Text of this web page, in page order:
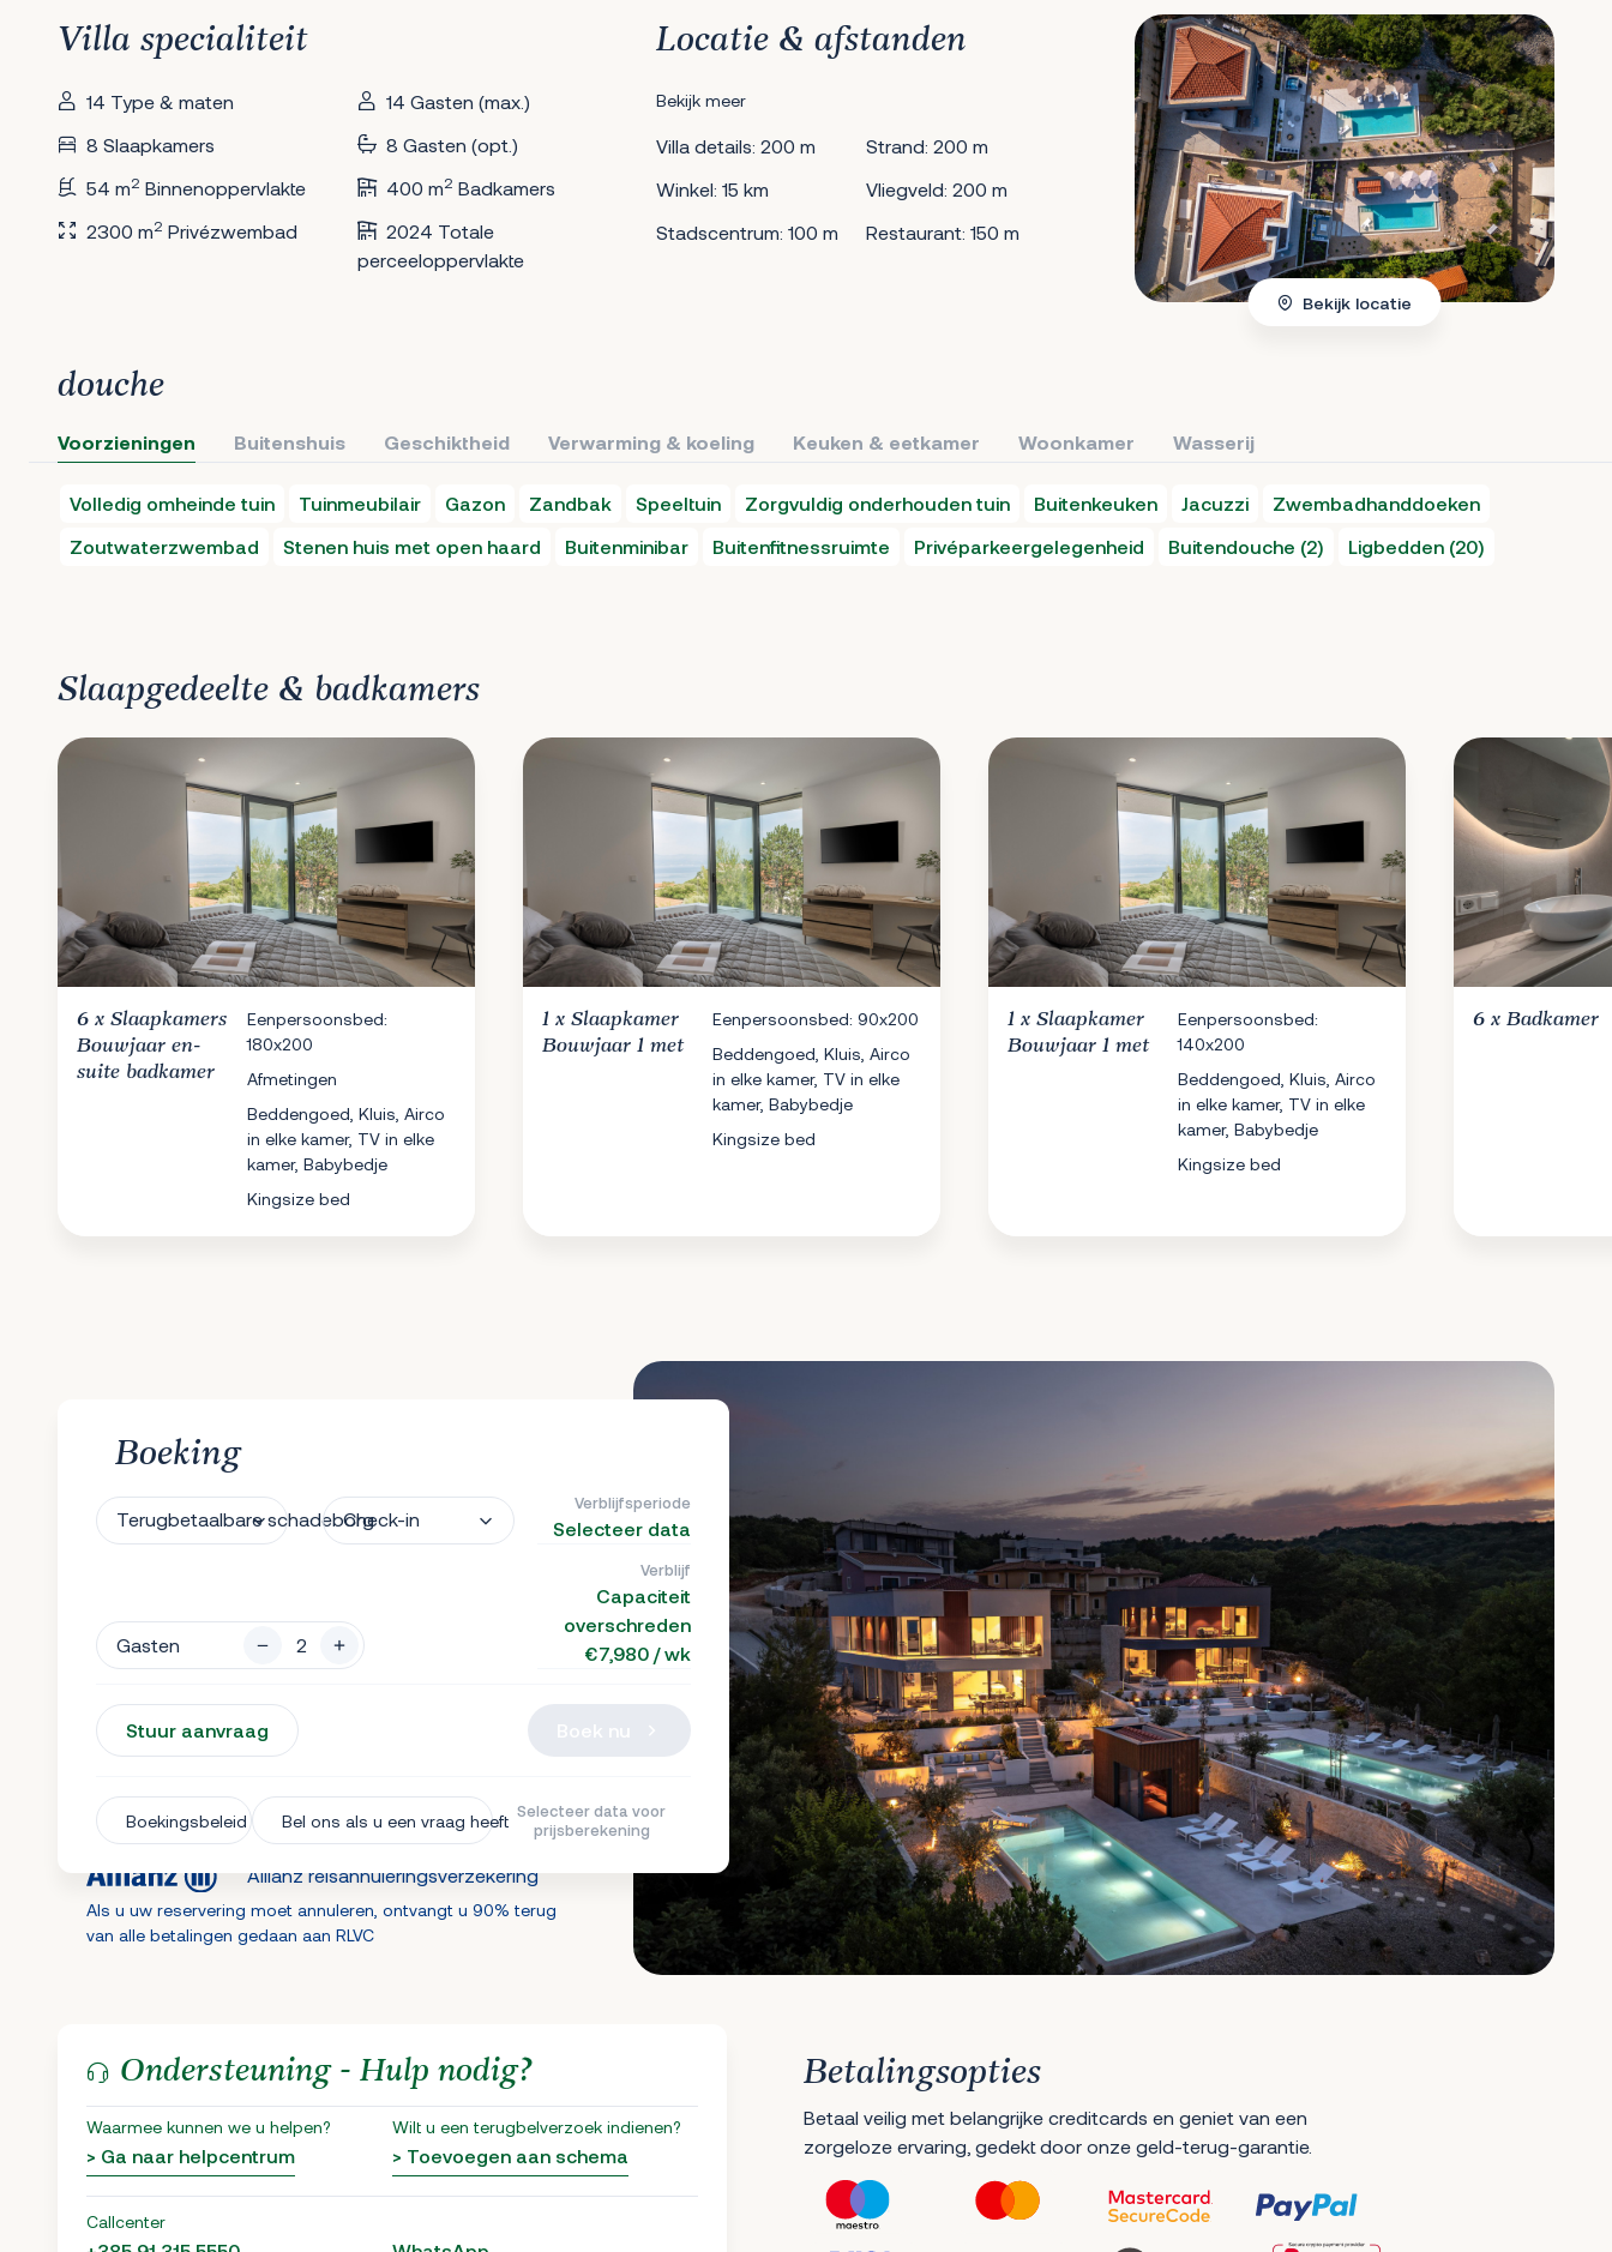
Villa specialiteit
14 Type & maten
14 Gasten (max.)
8 Slaapkamers
8 Gasten (opt.)
54 m2 Binnenoppervlakte 400 m2 Badkamers
2300 m2 Privézwembad
2024 Totale
perceeloppervlakte
Locatie & afstanden
Bekijk meer
Villa details: 200 m
Strand: 200 m
Winkel: 15 km
Vliegveld: 200 m
Stadscentrum: 100 m
Restaurant: 150 m
Bekijk locatie
douche
Voorzieningen Buitenshuis Geschiktheid Verwarming & koeling Keuken & eetkamer Woonkamer Wasserij
Volledig omheinde tuin Tuinmeubilair Gazon Zandbak Speeltuin Zorgvuldig onderhouden tuin Buitenkeuken Jacuzzi
Zwembadhanddoeken
Zoutwaterzwembad
Stenen huis met open haard Buitenminibar Buitenfitnessruimte Privéparkeergelegenheid Buitendouche (2) Ligbedden (20)
Slaapgedeelte & badkamers
6 x Slaapkamers
Bouwjaar en-
suite badkamer
Eenpersoonsbed:
180x200
Afmetingen
Beddengoed, Kluis, Airco
in elke kamer, TV in elke
kamer, Babybedje
Kingsize bed
1 x Slaapkamer
Bouwjaar 1 met
Eenpersoonsbed: 90x200
Beddengoed, Kluis, Airco
in elke kamer, TV in elke
kamer, Babybedje
Kingsize bed
1 x Slaapkamer
Bouwjaar 1 met
Eenpersoonsbed:
140x200
Beddengoed, Kluis, Airco
in elke kamer, TV in elke
kamer, Babybedje
Kingsize bed
6 x Badkamer
Boeking
Terugbetaalbare schadeborgCheck-in
Verblijfsperiode
Selecteer data
Gasten
Verblijf
Capaciteit
overschreden
€7,980 / wk
Stuur aanvraag
Boekingsbeleid Bel ons als u een vraag heeft Selecteer data voor
prijsberekening
Allianz reisannuleringsverzekering
Als u uw reservering moet annuleren, ontvangt u 90% terug
van alle betalingen gedaan aan RLVC
Ondersteuning - Hulp nodig?
Waarmee kunnen we u helpen?
> Ga naar helpcentrum
Wilt u een terugbelverzoek indienen?
> Toevoegen aan schema
Callcenter
Betalingsopties
Betaal veilig met belangrijke creditcards en geniet van een
zorgeloze ervaring, gedekt door onze geld-terug-garantie.